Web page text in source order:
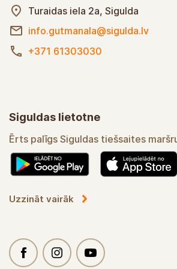
Turaidas iela 2a, Sigulda
info.gutmanala@sigulda.lv
+371 61303030
Siguldas lietotne
Ērts palīgs Siguldas tiešsaites
Uzzināt vairāk